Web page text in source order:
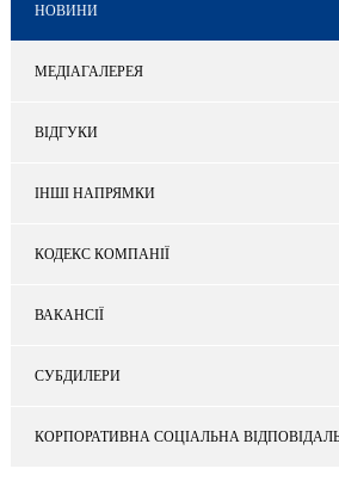
НОВИНИ
МЕДІАГАЛЕРЕЯ
ВІДГУКИ
ІНШІ НАПРЯМКИ
КОДЕКС КОМПАНІЇ
ВАКАНСІЇ
СУБДИЛЕРИ
КОРПОРАТИВНА СОЦІАЛЬНА